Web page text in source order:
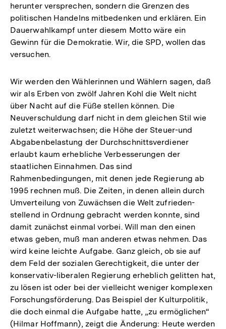
herunter versprechen, sondern die Grenzen des
politischen Handelns mitbedenken und erklären. Ein
Dauerwahlkampf unter diesem Motto wäre ein
Gewinn für die Demokratie. Wir, die SPD, wollen das
versuchen.
Wir werden den Wählerinnen und Wählern sagen, daß
wir als Erben von zwölf Jahren Kohl die Welt nicht
über Nacht auf die Füße stellen können. Die
Neuverschuldung darf nicht in dem gleichen Stil wie
zuletzt weiterwachsen; die Höhe der Steuer-und
Abgabenbelastung der Durchschnittsverdiener
erlaubt kaum erhebliche Verbesserungen der
staatlichen Einnahmen. Das sind
Rahmenbedingungen, mit denen jede Regierung ab
1995 rechnen muß. Die Zeiten, in denen allein durch
Umverteilung von Zuwächsen die Welt zufrieden-
stellend in Ordnung gebracht werden konnte, sind
damit zunächst einmal vorbei. Will man den einen
etwas geben, muß man anderen etwas nehmen. Das
wird keine leichte Aufgabe. Ganz gleich, ob sie auf
dem Feld der sozialen Gerechtigkeit, die unter der
konservativ-liberalen Regierung erheblich gelitten hat,
zu lösen ist oder bei der vielleicht weniger komplexen
Forschungsförderung. Das Beispiel der Kulturpolitik,
die doch einmal die Aufgabe hatte, „zu ermöglichen“
(Hilmar Hoffmann), zeigt die Änderung: Heute werden